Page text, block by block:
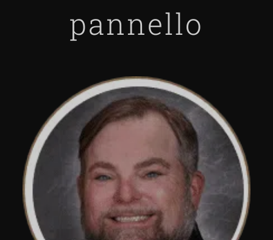
pannello